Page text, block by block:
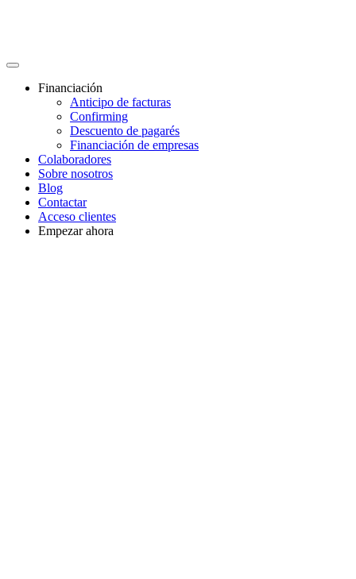
Financiación
Anticipo de facturas
Confirming
Descuento de pagarés
Financiación de empresas
Colaboradores
Sobre nosotros
Blog
Contactar
Acceso clientes
Empezar ahora